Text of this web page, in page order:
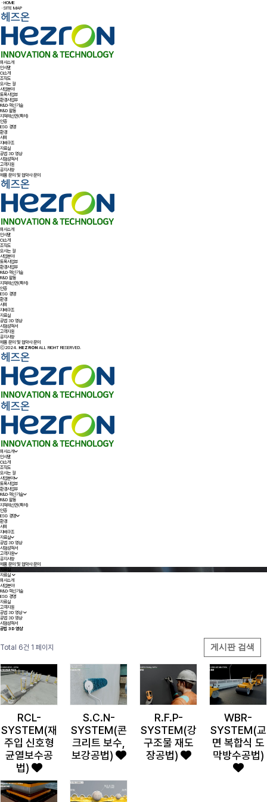
ㆍHOME
ㆍSITE MAP
회사소개
인사말
CI소개
조직도
오시는 길
사업분야
토목사업부
환경사업부
R&D·혁신기술
R&D 활동
지적재산권(특허)
인증
ESG 경영
환경
사회
지배구조
자료실
공법 3D 영상
시험성적서
고객지원
공지사항
제품 문의 및 협약사 문의
회사소개
인사말
CI소개
조직도
오시는 길
사업분야
토목사업부
환경사업부
R&D·혁신기술
R&D 활동
지적재산권(특허)
인증
ESG 경영
환경
사회
지배구조
자료실
공법 3D 영상
시험성적서
고객지원
공지사항
제품 문의 및 협약사 문의
ⓒ2024. HEZRON ALL RIGHT RESERVED.
회사소개
인사말
CI소개
조직도
오시는 길
사업분야
토목사업부
환경사업부
R&D·혁신기술
R&D 활동
지적재산권(특허)
인증
ESG 경영
환경
사회
지배구조
자료실
공법 3D 영상
시험성적서
고객지원
공지사항
제품 문의 및 협약사 문의
자료실
자료실
회사소개
사업분야
R&D·혁신기술
ESG 경영
자료실
고객지원
공법 3D 영상
공법 3D 영상
시험성적서
공법 3D 영상
Total 6건 1 페이지 게시판 검색
RCL-
SYSTEM(재
주입 신호형
균열보수공
법)
S.C.N-
SYSTEM(콘
크리트 보수,
보강공법)
R.F.P-
SYSTEM(강
구조물 재도
장공법)
WBR-
SYSTEM(교
면 복합식 도
막방수공법)